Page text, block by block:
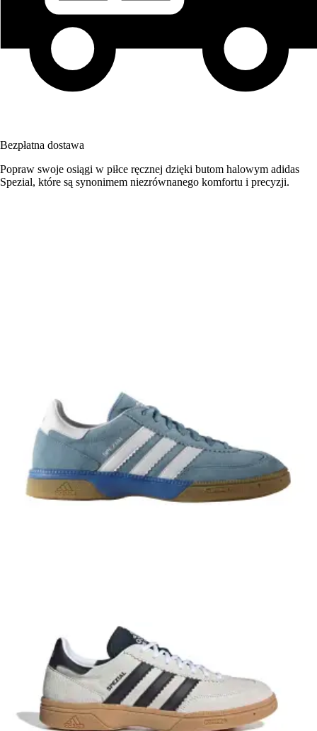
Bezpłatna dostawa
Popraw swoje osiągi w piłce ręcznej dzięki butom halowym adidas
Spezial, które są synonimem niezrównanego komfortu i precyzji.